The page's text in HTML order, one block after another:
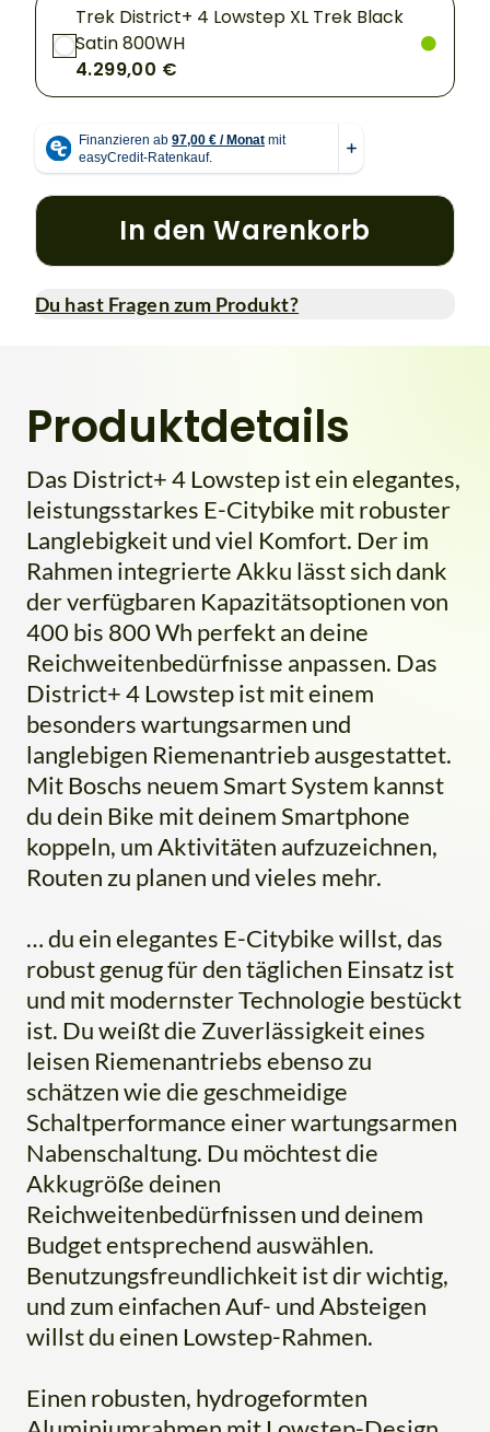
Trek District+ 4 Lowstep XL Trek Black
Satin 800WH
4.299,00 €
In den Warenkorb
Du hast Fragen zum Produkt?
Produktdetails
Das District+ 4 Lowstep ist ein elegantes,
leistungsstarkes E-Citybike mit robuster
Langlebigkeit und viel Komfort. Der im
Rahmen integrierte Akku lässt sich dank
der verfügbaren Kapazitätsoptionen von
400 bis 800 Wh perfekt an deine
Reichweitenbedürfnisse anpassen. Das
District+ 4 Lowstep ist mit einem
besonders wartungsarmen und
langlebigen Riemenantrieb ausgestattet.
Mit Boschs neuem Smart System kannst
du dein Bike mit deinem Smartphone
koppeln, um Aktivitäten aufzuzeichnen,
Routen zu planen und vieles mehr.
… du ein elegantes E-Citybike willst, das
robust genug für den täglichen Einsatz ist
und mit modernster Technologie bestückt
ist. Du weißt die Zuverlässigkeit eines
leisen Riemenantriebs ebenso zu
schätzen wie die geschmeidige
Schaltperformance einer wartungsarmen
Nabenschaltung. Du möchtest die
Akkugröße deinen
Reichweitenbedürfnissen und deinem
Budget entsprechend auswählen.
Benutzungsfreundlichkeit ist dir wichtig,
und zum einfachen Auf- und Absteigen
willst du einen Lowstep-Rahmen.
Einen robusten, hydrogeformten